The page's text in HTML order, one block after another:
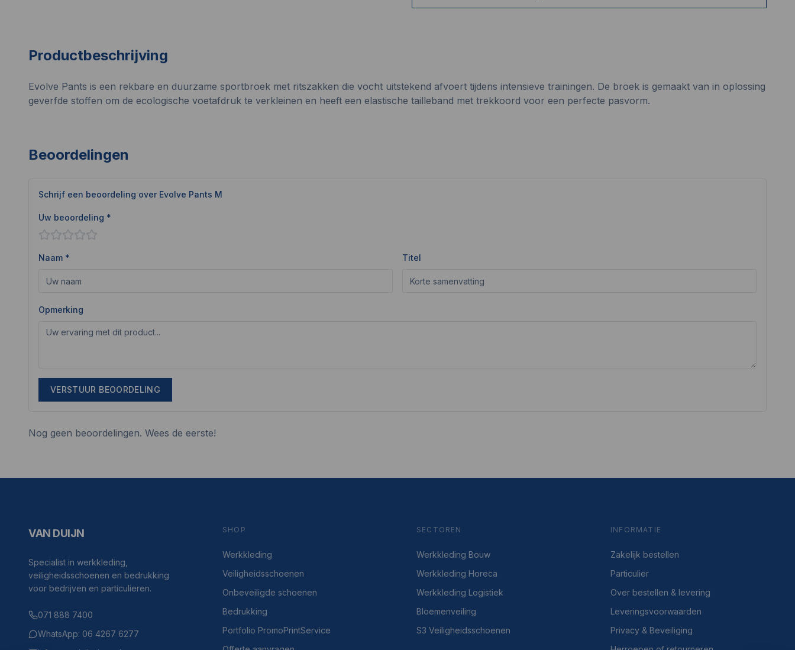
Productbeschrijving
Evolve Pants is een rekbare en duurzame sportbroek met ritszakken die vocht uitstekend afvoert tijdens intensieve trainingen. De broek is gemaakt van in oplossing
geverfde stoffen om de ecologische voetafdruk te verkleinen en heeft een elastische tailleband met trekkoord voor een perfecte pasvorm.
Beoordelingen
Schrijf een beoordeling over Evolve Pants M
Uw beoordeling *
Naam * Titel
Opmerking
VERSTUUR BEOORDELING
Nog geen beoordelingen. Wees de eerste!
VAN DUIJN
Specialist in werkkleding,
veiligheidsschoenen en bedrukking
voor bedrijven en particulieren.
071 888 7400
WhatsApp: 06 4267 6277
SHOP
Werkkleding
Veiligheidsschoenen
Onbeveiligde schoenen
Bedrukking
Portfolio PromoPrintService
SECTOREN
Werkkleding Bouw
Werkkleding Horeca
Werkkleding Logistiek
Bloemenveiling
S3 Veiligheidsschoenen
INFORMATIE
Zakelijk bestellen
Particulier
Over bestellen & levering
Leveringsvoorwaarden
Privacy & Beveiliging